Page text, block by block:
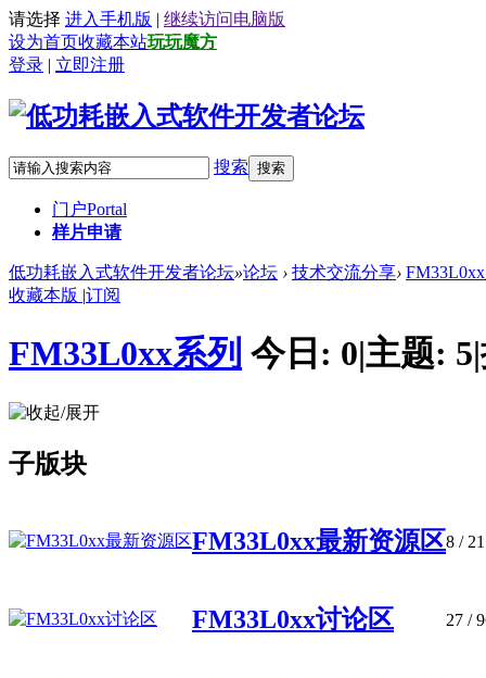
请选择 进入手机版 | 继续访问电脑版
设为首页收藏本站玩玩魔方
登录 | 立即注册
搜索 搜索
门户Portal
样片申请
低功耗嵌入式软件开发者论坛»论坛 › 技术交流分享›
收藏本版 |订阅
FM33L0xx系列 今日: 0|主题: 5|
子版块
FM33L0xx最新资源区8 / 21
FM33L0xx讨论区 27 /